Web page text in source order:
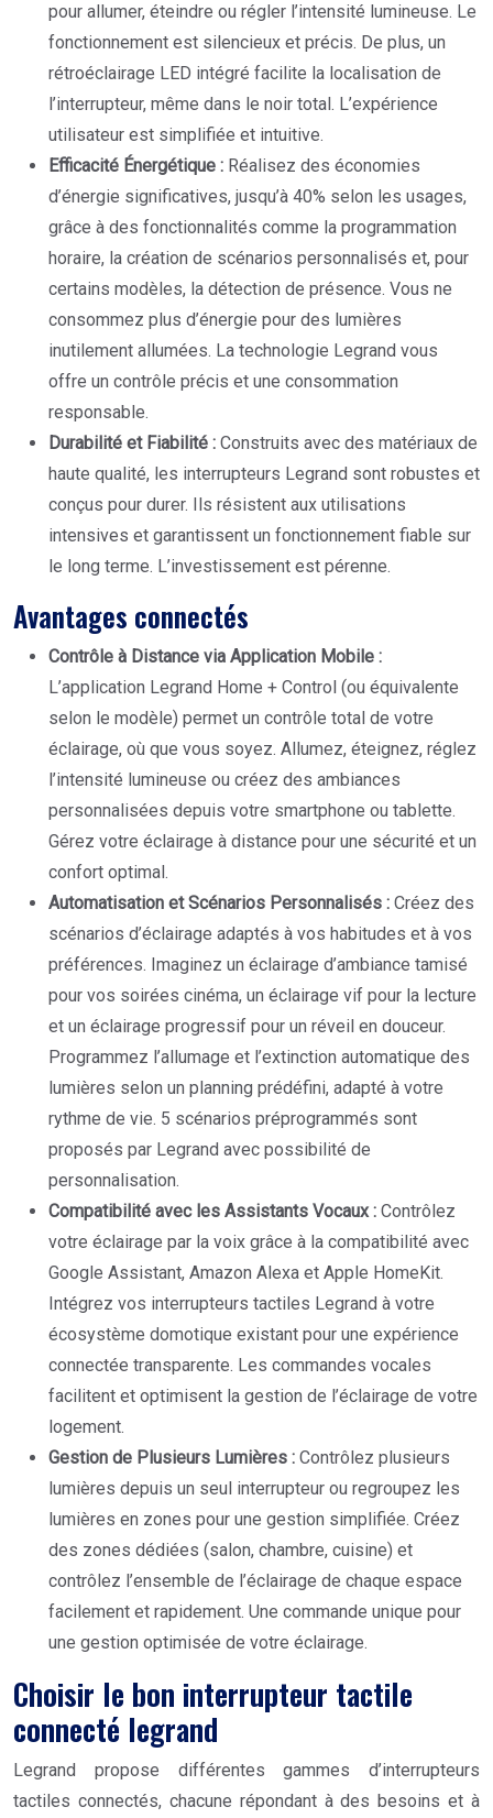
pour allumer, éteindre ou régler l’intensité lumineuse. Le
fonctionnement est silencieux et précis. De plus, un
rétroéclairage LED intégré facilite la localisation de
l’interrupteur, même dans le noir total. L’expérience
utilisateur est simplifiée et intuitive.
Efficacité Énergétique : Réalisez des économies
d’énergie significatives, jusqu’à 40% selon les usages,
grâce à des fonctionnalités comme la programmation
horaire, la création de scénarios personnalisés et, pour
certains modèles, la détection de présence. Vous ne
consommez plus d’énergie pour des lumières
inutilement allumées. La technologie Legrand vous
offre un contrôle précis et une consommation
responsable.
Durabilité et Fiabilité : Construits avec des matériaux de
haute qualité, les interrupteurs Legrand sont robustes et
conçus pour durer. Ils résistent aux utilisations
intensives et garantissent un fonctionnement fiable sur
le long terme. L’investissement est pérenne.
Avantages connectés
Contrôle à Distance via Application Mobile :
L’application Legrand Home + Control (ou équivalente
selon le modèle) permet un contrôle total de votre
éclairage, où que vous soyez. Allumez, éteignez, réglez
l’intensité lumineuse ou créez des ambiances
personnalisées depuis votre smartphone ou tablette.
Gérez votre éclairage à distance pour une sécurité et un
confort optimal.
Automatisation et Scénarios Personnalisés : Créez des
scénarios d’éclairage adaptés à vos habitudes et à vos
préférences. Imaginez un éclairage d’ambiance tamisé
pour vos soirées cinéma, un éclairage vif pour la lecture
et un éclairage progressif pour un réveil en douceur.
Programmez l’allumage et l’extinction automatique des
lumières selon un planning prédéfini, adapté à votre
rythme de vie. 5 scénarios préprogrammés sont
proposés par Legrand avec possibilité de
personnalisation.
Compatibilité avec les Assistants Vocaux : Contrôlez
votre éclairage par la voix grâce à la compatibilité avec
Google Assistant, Amazon Alexa et Apple HomeKit.
Intégrez vos interrupteurs tactiles Legrand à votre
écosystème domotique existant pour une expérience
connectée transparente. Les commandes vocales
facilitent et optimisent la gestion de l’éclairage de votre
logement.
Gestion de Plusieurs Lumières : Contrôlez plusieurs
lumières depuis un seul interrupteur ou regroupez les
lumières en zones pour une gestion simplifiée. Créez
des zones dédiées (salon, chambre, cuisine) et
contrôlez l’ensemble de l’éclairage de chaque espace
facilement et rapidement. Une commande unique pour
une gestion optimisée de votre éclairage.
Choisir le bon interrupteur tactile
connecté legrand
Legrand propose différentes gammes d’interrupteurs
tactiles connectés, chacune répondant à des besoins et à